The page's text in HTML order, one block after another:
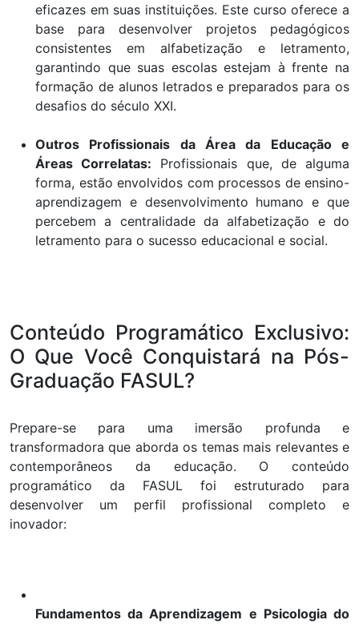
eficazes em suas instituições. Este curso oferece a
base para desenvolver projetos pedagógicos
consistentes em alfabetização e letramento,
garantindo que suas escolas estejam à frente na
formação de alunos letrados e preparados para os
desafios do século XXI.
Outros Profissionais da Área da Educação e
Áreas Correlatas: Profissionais que, de alguma
forma, estão envolvidos com processos de ensino-
aprendizagem e desenvolvimento humano e que
percebem a centralidade da alfabetização e do
letramento para o sucesso educacional e social.
Conteúdo Programático Exclusivo:
O Que Você Conquistará na Pós-
Graduação FASUL?
Prepare-se para uma imersão profunda e
transformadora que aborda os temas mais relevantes e
contemporâneos da educação. O conteúdo
programático da FASUL foi estruturado para
desenvolver um perfil profissional completo e
inovador:
Fundamentos da Aprendizagem e Psicologia do